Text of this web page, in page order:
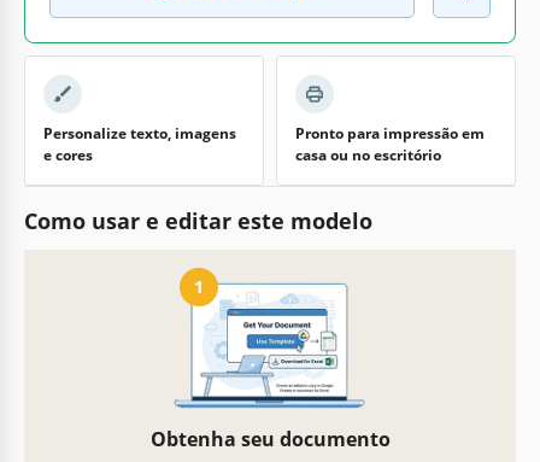
Personalize texto, imagens
e cores
Pronto para impressão em
casa ou no escritório
Como usar e editar este modelo
1
Obtenha seu documento